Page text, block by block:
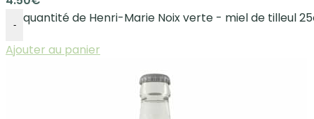
-
quantité de Henri-Marie Noix verte - miel de tilleul
Ajouter au panier